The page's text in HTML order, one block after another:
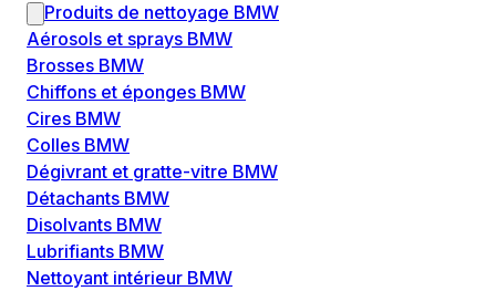
Produits de nettoyage BMW
Aérosols et sprays BMW
Brosses BMW
Chiffons et éponges BMW
Cires BMW
Colles BMW
Dégivrant et gratte-vitre BMW
Détachants BMW
Disolvants BMW
Lubrifiants BMW
Nettoyant intérieur BMW